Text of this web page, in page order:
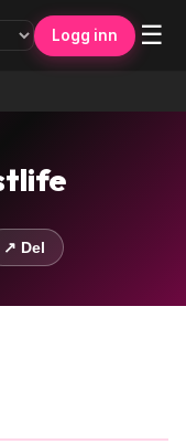
Logg inn ☰
↗ Del